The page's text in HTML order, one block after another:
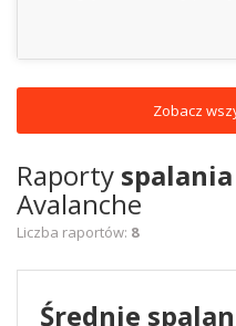
Zobacz
Raporty spalania
Avalanche
Liczba raportów: 8
Średnie